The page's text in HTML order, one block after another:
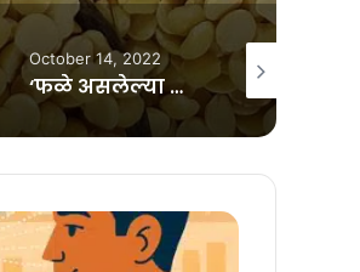
October 14, 2022
‘फळे असलेल्या झाडावरच लोक दगड मारतात’